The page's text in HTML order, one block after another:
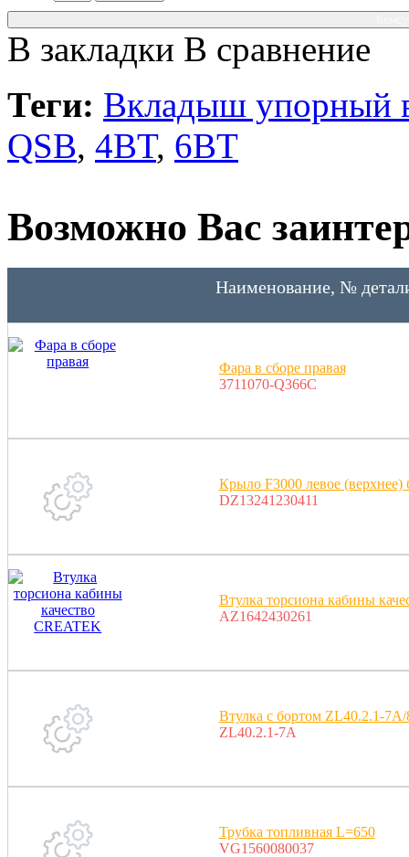
В закладки В сравнение
Теги: Вкладыш упорный
QSB, 4BT, 6BT
Возможно Вас
Наименование, №
Фара в сборе правая
3711070-Q366C
Крыло F3000 левое (верхнее)
DZ13241230411
Втулка торсиона кабины
AZ1642430261
Втулка с бортом ZL40.2.1-7A/
ZL40.2.1-7A
Трубка топливная L=650
VG1560080037